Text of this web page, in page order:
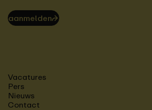
aanmelden⮫
Vacatures
Pers
Nieuws
Contact